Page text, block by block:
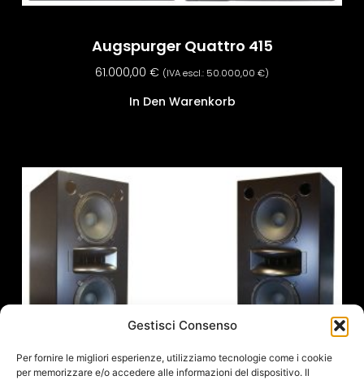
Gestisci Consenso
Per fornire le migliori esperienze, utilizziamo tecnologie come i cookie
per memorizzare e/o accedere alle informazioni del dispositivo. Il
Augspurger Quattro 415
61.000,00 € (IVA escl.: 50.000,00 €)
In Den Warenkorb